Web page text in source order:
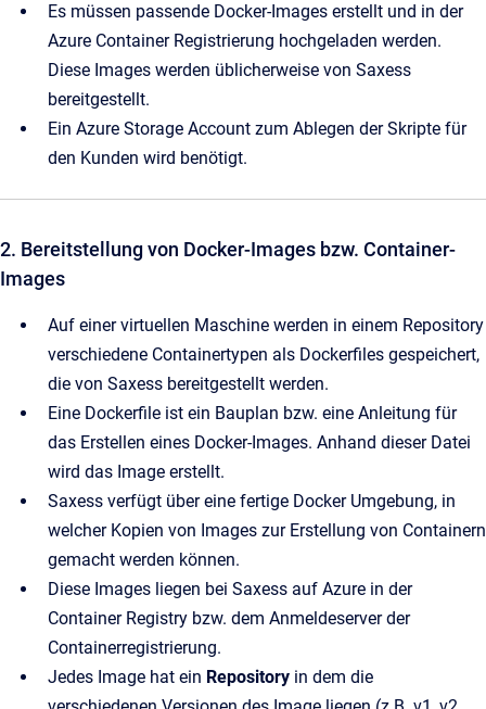
Es müssen passende Docker-Images erstellt und in der
Azure Container Registrierung hochgeladen werden.
Diese Images werden üblicherweise von Saxess
bereitgestellt.
Ein Azure Storage Account zum Ablegen der Skripte für
den Kunden wird benötigt.
2. Bereitstellung von Docker-Images bzw. Container-
Images
Auf einer virtuellen Maschine werden in einem Repository
verschiedene Containertypen als Dockerfiles gespeichert,
die von Saxess bereitgestellt werden.
Eine Dockerfile ist ein Bauplan bzw. eine Anleitung für
das Erstellen eines Docker-Images. Anhand dieser Datei
wird das Image erstellt.
Saxess verfügt über eine fertige Docker Umgebung, in
welcher Kopien von Images zur Erstellung von Containern
gemacht werden können.
Diese Images liegen bei Saxess auf Azure in der
Container Registry bzw. dem Anmeldeserver der
Containerregistrierung.
Jedes Image hat ein Repository in dem die